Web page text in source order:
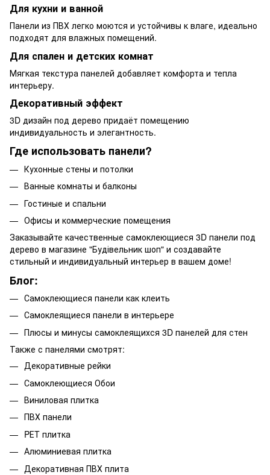
Для кухни и ванной
Панели из ПВХ легко моются и устойчивы к влаге, идеально
подходят для влажных помещений.
Для спален и детских комнат
Мягкая текстура панелей добавляет комфорта и тепла
интерьеру.
Декоративный эффект
3D дизайн под дерево придаёт помещению
индивидуальность и элегантность.
Где использовать панели?
Кухонные стены и потолки
Ванные комнаты и балконы
Гостиные и спальни
Офисы и коммерческие помещения
Заказывайте качественные самоклеющиеся 3D панели под
дерево в магазине "Будівельник шоп" и создавайте
стильный и индивидуальный интерьер в вашем доме!
Блог:
Самоклеющиеся панели как клеить
Самоклеящиеся панели в интерьере
Плюсы и минусы самоклеящихся 3D панелей для стен
Также с панелями смотрят:
Декоративные рейки
Самоклеющиеся Обои
Виниловая плитка
ПВХ панели
PЕT плитка
Алюминиевая плитка
Декоративная ПВХ плита